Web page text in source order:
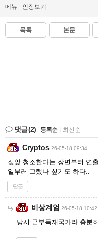
메뉴 인장보기
목록 본문
댓글(2) 등록순 최신순
Cryptos 26-05-18 09:34
짚앞 청소한다는 장면부터 연
일부러 그랬나 싶기도 하다..
답글
비상계엄 26-05-18 10:42
당시 군부독재국가라 충분